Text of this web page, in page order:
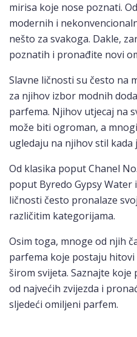
mirisa koje nose poznati.
modernih i
nešto za svakoga. Dakle,
poznatih i pronađite novi
Slavne ličnosti su često na
za njihov izbor modnih
parfema. Njihov utjecaj na
može biti ogroman, a
ugledaju na njihov stil
Od klasika poput Chanel
poput Byredo Gypsy Water
ličnosti često pronalaze
različitim kategorijama.
Osim toga, mnoge od njih
parfema koje postaju
širom svijeta. Saznajte
od najvećih zvijezda i
sljedeći omiljeni parfem.